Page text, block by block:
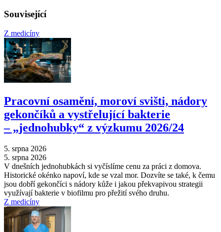
Související
Z medicíny
Pracovní osamění, moroví svišti, nádory
gekončíků a vystřelující bakterie
–⁠ „jednohubky“ z výzkumu 2026/24
5. srpna 2026
5. srpna 2026
V dnešních jednohubkách si vyčíslíme cenu za práci z domova.
Historické okénko napoví, kde se vzal mor. Dozvíte se také, k čemu
jsou dobří gekončíci s nádory kůže i jakou překvapivou strategii
využívají bakterie v biofilmu pro přežití svého druhu.
Z medicíny